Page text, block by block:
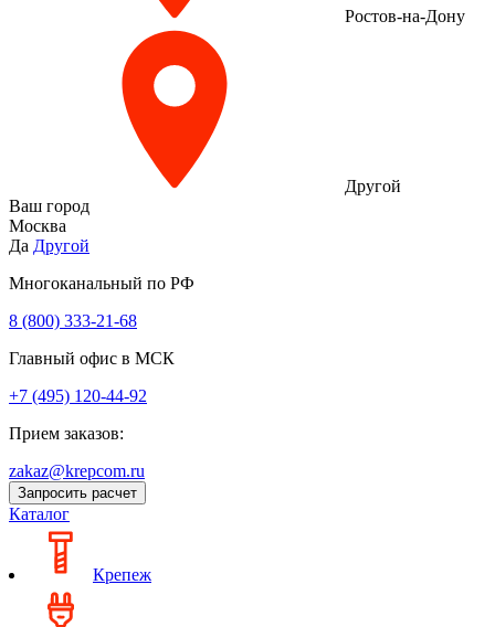
Ростов-на-Дону
Другой
Ваш город
Москва
Да Другой
Многоканальный по РФ
8 (800) 333‑21-68
Главный офис в МСК
+7 (495) 120-44-92
Прием заказов:
zakaz@krepcom.ru
Запросить расчет
Каталог
Крепеж